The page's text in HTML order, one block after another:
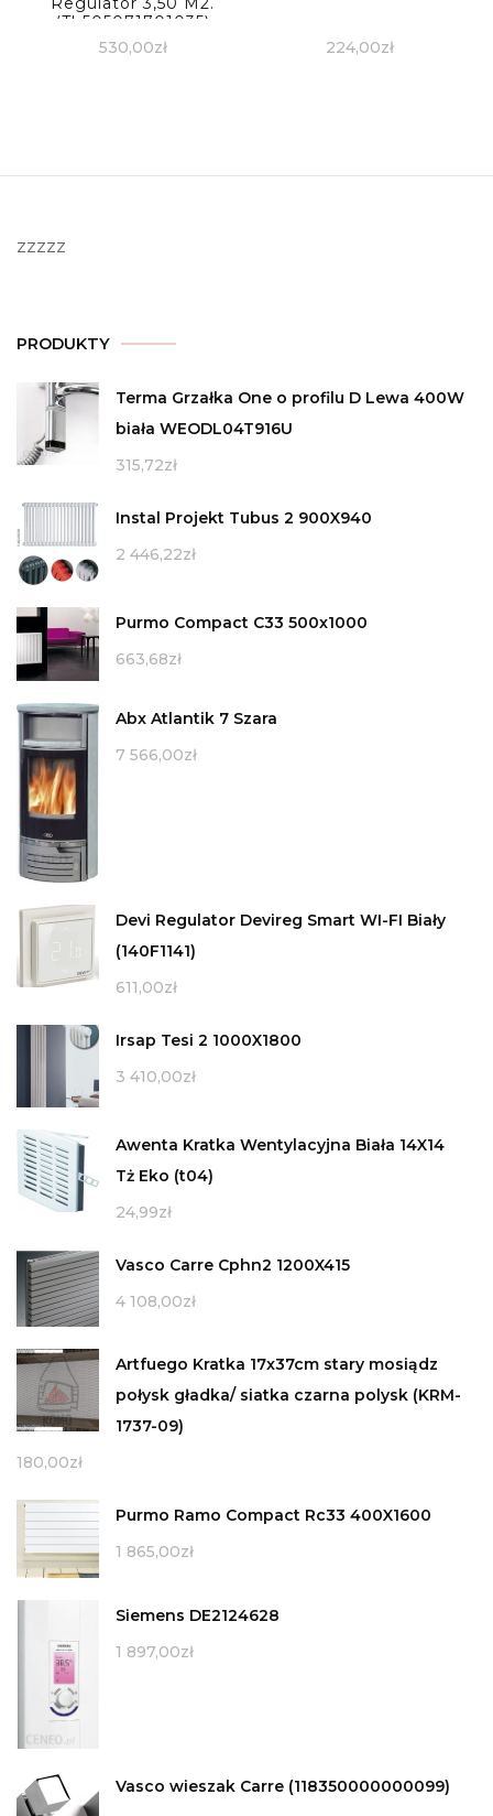
(Th505071701035)
530,00zł 224,00zł
zzzzz
PRODUKTY
Terma Grzałka One o profilu D Lewa 400W
biała WEODL04T916U
315,72zł
Instal Projekt Tubus 2 900X940
2 446,22zł
Purmo Compact C33 500x1000
663,68zł
Abx Atlantik 7 Szara
7 566,00zł
Devi Regulator Devireg Smart WI-FI Biały
(140F1141)
611,00zł
Irsap Tesi 2 1000X1800
3 410,00zł
Awenta Kratka Wentylacyjna Biała 14X14
Tż Eko (t04)
24,99zł
Vasco Carre Cphn2 1200X415
4 108,00zł
Artfuego Kratka 17x37cm stary mosiądz
połysk gładka/ siatka czarna polysk (KRM-
1737-09)
180,00zł
Purmo Ramo Compact Rc33 400X1600
1 865,00zł
Siemens DE2124628
1 897,00zł
Vasco wieszak Carre (118350000000099)